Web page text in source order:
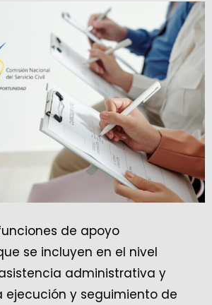
de apoyo
se incluyen en el nivel
administrativa y
ejecución y seguimiento de